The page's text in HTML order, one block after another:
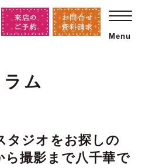
Menu
ラム
タジオをお探しの
ら撮影まで八千華で